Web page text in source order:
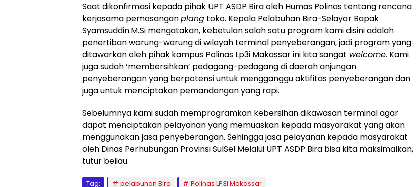
Saat dikonfirmasi kepada pihak UPT ASDP Bira oleh Humas Polinas tentang rencana
kerjasama pemasanganplang toko. Kepala Pelabuhan Bira-Selayar Bapak
Syamsuddin.M.Si mengatakan, kebetulan salah satu program kami disini adalah
penertiban warung-warung di wilayah terminal penyeberangan, jadi program yang
ditawarkan oleh pihak kampus Polinas Lp3i Makassar ini kita sangat welcome. Kami
juga sudah ‘membersihkan’ pedagang-pedagang di daerah anjungan
penyeberangan yang berpotensi untuk mengganggu aktifitas penyeberangan dan
juga untuk menciptakan pemandangan yang rapi.
Sebelumnya kami sudah memprogramkan kebersihan dikawasan terminal agar
dapat menciptakan pelayanan yang memuaskan kepada masyarakat yang akan
menggunakan jasa penyeberangan. Sehingga jasa pelayanan kepada masyarakat
oleh Dinas Perhubungan Provinsi SulSel Melalui UPT ASDP Bira bisa kita maksimalkan,
tutur beliau.
Tag: pelabuhan Bira
Polinas LP3I Makassar